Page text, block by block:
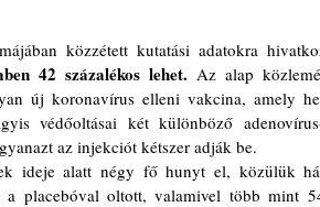
42 százalékos lehet. Az alap
új koronavírus elleni vakcina, amely
védőoltásai két különböző
az injekciót kétszer adják be.
placebóval oltott, valamivel több mint